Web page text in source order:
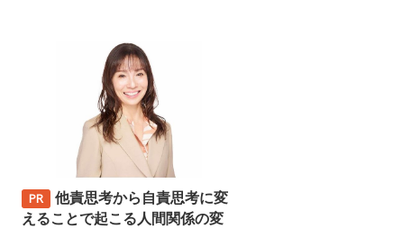
他責思考から自責思考に変
えることで起こる人間関係の変